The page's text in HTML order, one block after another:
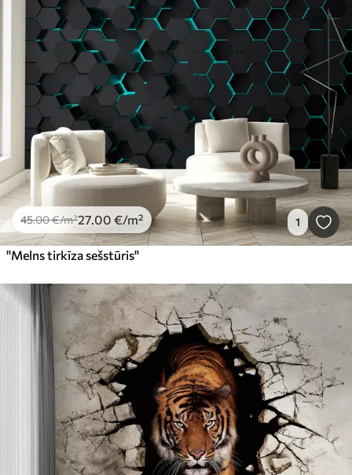
45.00€/m²27 .00 €/m² 1
"Melns tirkīza sešstūris"